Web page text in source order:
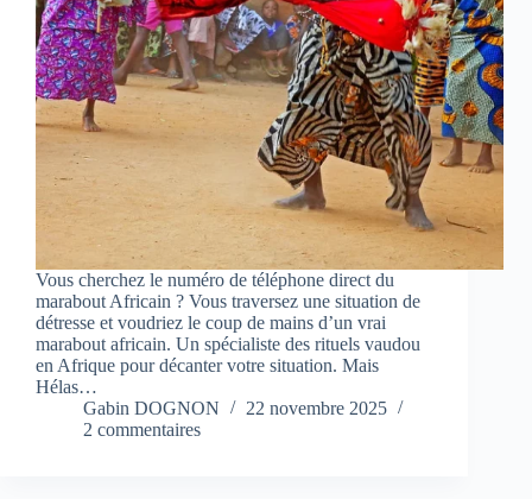
Vous cherchez le numéro de téléphone direct du
marabout Africain ? Vous traversez une situation de
détresse et voudriez le coup de mains d’un vrai
marabout africain. Un spécialiste des rituels vaudou
en Afrique pour décanter votre situation. Mais
Hélas…
Gabin DOGNON
22 novembre 2025
2 commentaires